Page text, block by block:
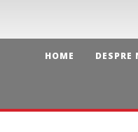
HOME DESPRE